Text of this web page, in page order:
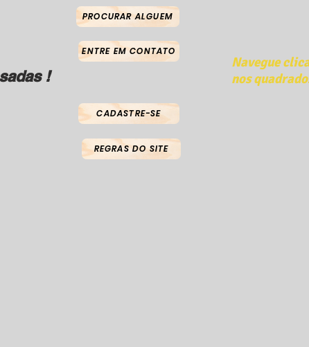
PROCURAR ALGUEM
ENTRE EM CONTATO
!
Navegue
nos
CADASTRE-SE
REGRAS DO SITE